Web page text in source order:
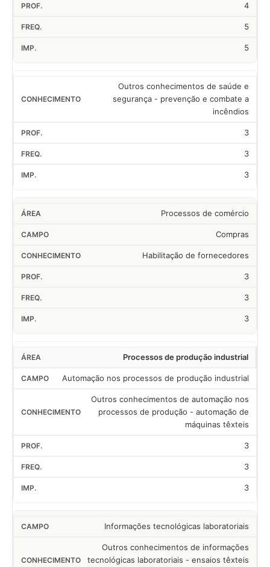
4
5
5
Outros conhecimentos de saúde e
segurança - prevenção e combate a
incêndios
3
3
3
Processos de comércio
Compras
Habilitação de fornecedores
3
3
3
Processos de produção industrial
Automação nos processos de produção industrial
Outros conhecimentos de automação nos
processos de produção - automação de
máquinas têxteis
3
3
3
Informações tecnológicas laboratoriais
Outros conhecimentos de informações
tecnológicas laboratoriais - ensaios têxteis